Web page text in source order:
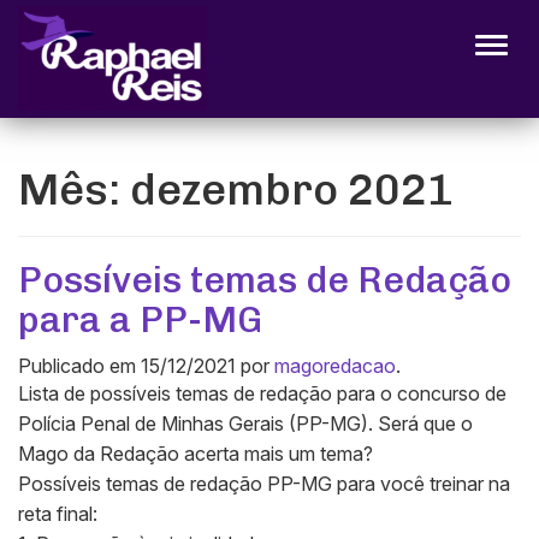
Mês: dezembro 2021
Possíveis temas de Redação
para a PP-MG
Publicado em 15/12/2021 por magoredacao.
Lista de possíveis temas de redação para o concurso de
Polícia Penal de Minhas Gerais (PP-MG). Será que o
Mago da Redação acerta mais um tema?
Possíveis temas de redação PP-MG para você treinar na
reta final: